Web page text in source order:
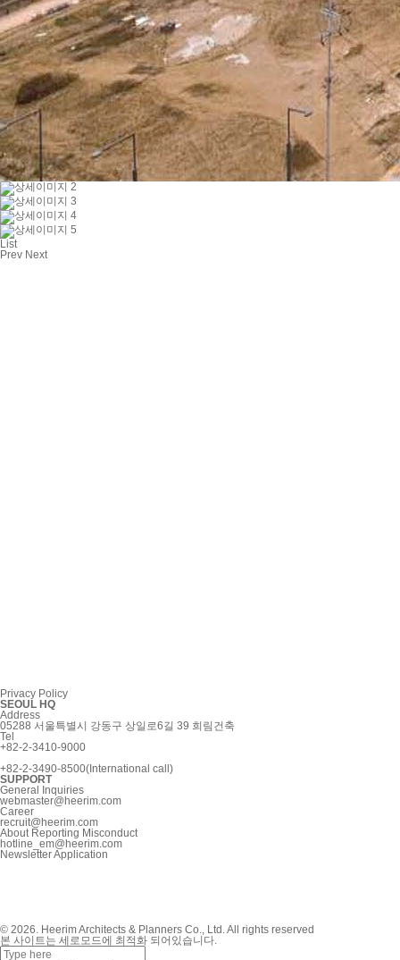
List
Prev Next
Privacy Policy
SEOUL HQ
Address
05288 서울특별시 강동구 상일로6길 39 희림건축
Tel
+82-2-3410-9000
+82-2-3490-8500(International call)
SUPPORT
General Inquiries
webmaster@heerim.com
Career
recruit@heerim.com
About Reporting Misconduct
hotline_em@heerim.com
Newsletter Application
© 2026. Heerim Architects & Planners Co., Ltd. All rights reserved
본 사이트는 세로모드에 최적화 되어있습니다.